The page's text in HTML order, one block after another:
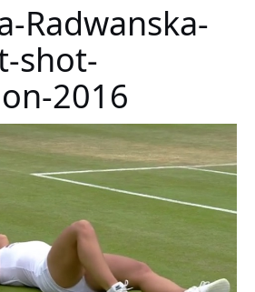
Radwanska-
shot-
2016